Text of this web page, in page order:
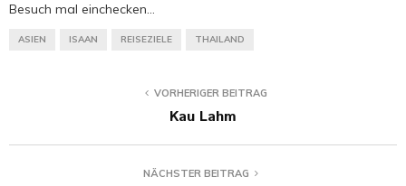
Besuch mal einchecken…
ASIEN ISAAN REISEZIELE THAILAND
VORHERIGER BEITRAG
Kau Lahm
NÄCHSTER BEITRAG